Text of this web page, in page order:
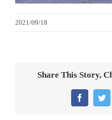
醫務所/ 畢業證書
2021/09/18
Share This Story,
Facebook